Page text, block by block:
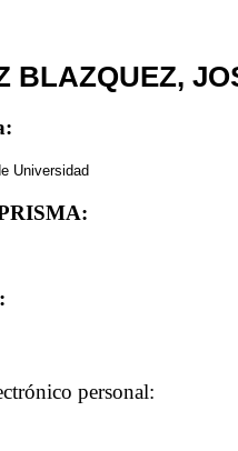
BLAZQUEZ,
Universidad
personal: